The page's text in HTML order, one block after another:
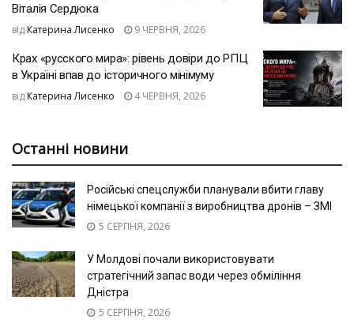
Віталія Сердюка
від Катерина Лисенко 9 ЧЕРВНЯ, 2026
Крах «русского мира»: рівень довіри до РПЦ
в Україні впав до історичного мінімуму
від Катерина Лисенко 4 ЧЕРВНЯ, 2026
Останні новини
Російські спецслужби планували вбити главу
німецької компанії з виробництва дронів – ЗМІ
5 СЕРПНЯ, 2026
У Молдові почали використовувати
стратегічний запас води через обміління
Дністра
5 СЕРПНЯ, 2026